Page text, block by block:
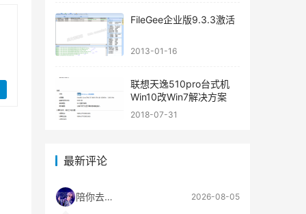
FileGee企业版9.3.3激活
2013-01-16
联想天逸510pro台式机
Win10改Win7解决方案
2018-07-31
最新评论
陪你去流浪 2026-08-05